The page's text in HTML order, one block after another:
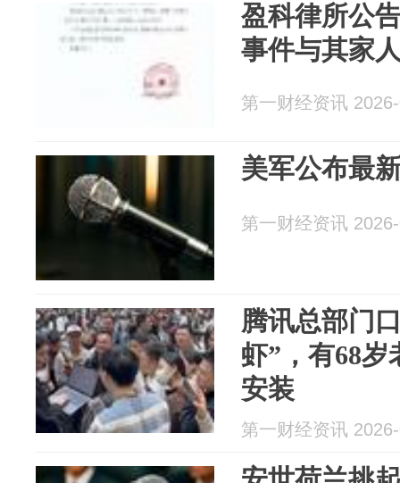
盈科律所公
事件与其家
第一财经资讯
美军公布最
第一财经资讯
腾讯总部门
虾”，有68
安装
第一财经资讯